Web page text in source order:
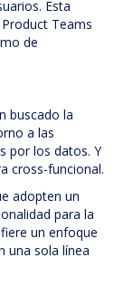
Esta
Teams
de
buscado la
a las
por los datos. Y
cross-funcional.
adopten un
para la
un enfoque
una sola línea